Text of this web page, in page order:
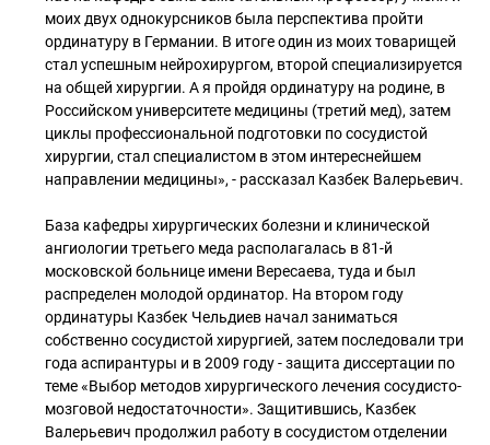
моих двух однокурсников была перспектива пройти
ординатуру в Германии. В итоге один из моих товарищей
стал успешным нейрохирургом, второй специализируется
на общей хирургии. А я пройдя ординатуру на родине, в
Российском университете медицины (третий мед), затем
циклы профессиональной подготовки по сосудистой
хирургии, стал специалистом в этом интереснейшем
направлении медицины», - рассказал Казбек Валерьевич.
База кафедры хирургических болезни и клинической
ангиологии третьего меда располагалась в 81-й
московской больнице имени Вересаева, туда и был
распределен молодой ординатор. На втором году
ординатуры Казбек Чельдиев начал заниматься
собственно сосудистой хирургией, затем последовали три
года аспирантуры и в 2009 году - защита диссертации по
теме «Выбор методов хирургического лечения сосудисто-
мозговой недостаточности». Защитившись, Казбек
Валерьевич продолжил работу в сосудистом отделении